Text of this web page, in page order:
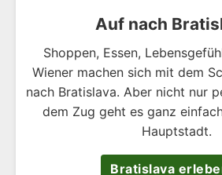
Auf nach
Shoppen, Essen,
Wiener machen sich mit dem
nach Bratislava. Aber nicht nur
dem Zug geht es ganz
Hauptstadt.
Bratislava